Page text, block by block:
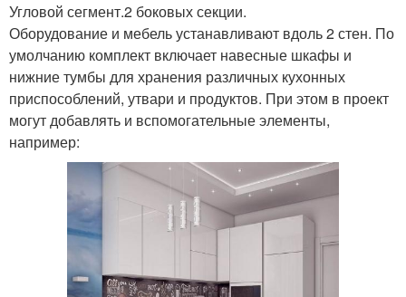
Угловой сегмент.2 боковых секции.
Оборудование и мебель устанавливают вдоль 2 стен. По
умолчанию комплект включает навесные шкафы и
нижние тумбы для хранения различных кухонных
приспособлений, утвари и продуктов. При этом в проект
могут добавлять и вспомогательные элементы,
например: